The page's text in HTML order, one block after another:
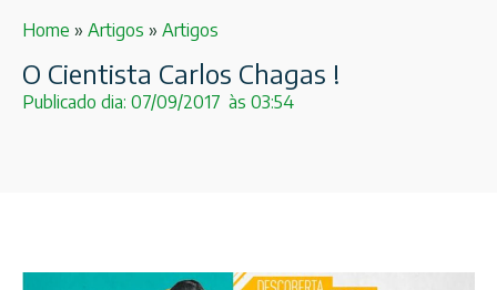
Home » Artigos » Artigos
O Cientista Carlos Chagas !
Publicado dia: 07/09/2017 às 03:54